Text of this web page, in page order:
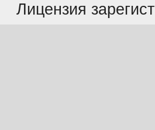
Лицензия